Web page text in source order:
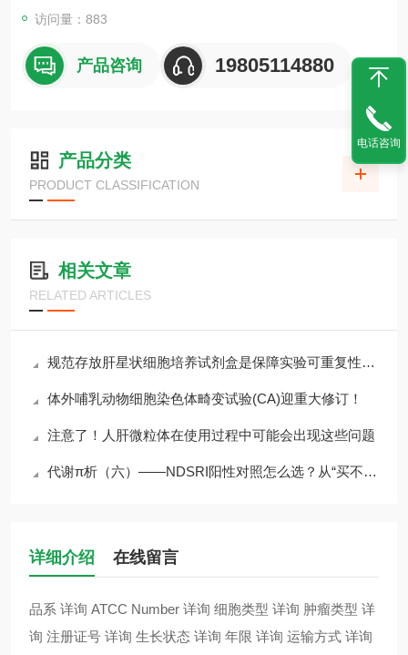
访问量：883
产品咨询 19805114880
产品分类
PRODUCT CLASSIFICATION
相关文章
RELATED ARTICLES
规范存放肝星状细胞培养试剂盒是保障实验可重复性的主要环节
体外哺乳动物细胞染色体畸变试验(CA)迎重大修订！
注意了！人肝微粒体在使用过程中可能会出现这些问题
代谢π析（六）——NDSRI阳性对照怎么选？从“买不到”到“选得对”
详细介绍 在线留言
品系 详询 ATCC Number 详询 细胞类型 详询 肿瘤类型 详
询 注册证号 详询 生长状态 详询 年限 详询 运输方式 详询
电话咨询